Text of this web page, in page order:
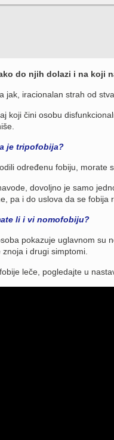
do njih dolazi i na koji
jak, iracionalan strah od
koji čini osobu
je tripofobija?
određenu fobiju, morate
dovoljno je samo
pa i do uslova da se fobija
li i vi nomofobiju?
pokazuje uglavnom su
i drugi simptomi.
leče, pogledajte u